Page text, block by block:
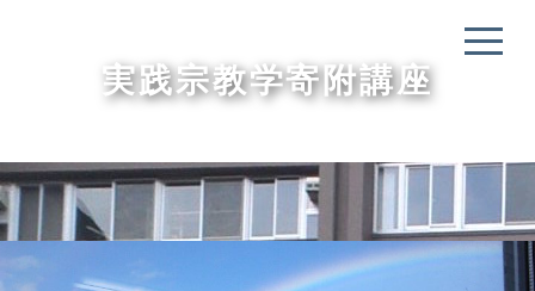
実践宗教学寄附講座